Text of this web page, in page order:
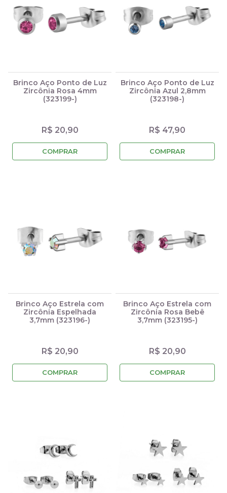
Brinco Aço Ponto de Luz
Zircônia Rosa 4mm
(323199-)
R$ 20,90
COMPRAR
Brinco Aço Ponto de Luz
Zircônia Azul 2,8mm
(323198-)
R$ 47,90
COMPRAR
Brinco Aço Estrela com
Zircônia Espelhada
3,7mm (323196-)
R$ 20,90
COMPRAR
Brinco Aço Estrela com
Zircônia Rosa Bebê
3,7mm (323195-)
R$ 20,90
COMPRAR